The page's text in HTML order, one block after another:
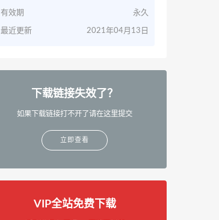
有效期 永久
最近更新 2021年04月13日
下载链接失效了？
如果下载链接打不开了请在这里提交
立即查看
VIP全站免费下载